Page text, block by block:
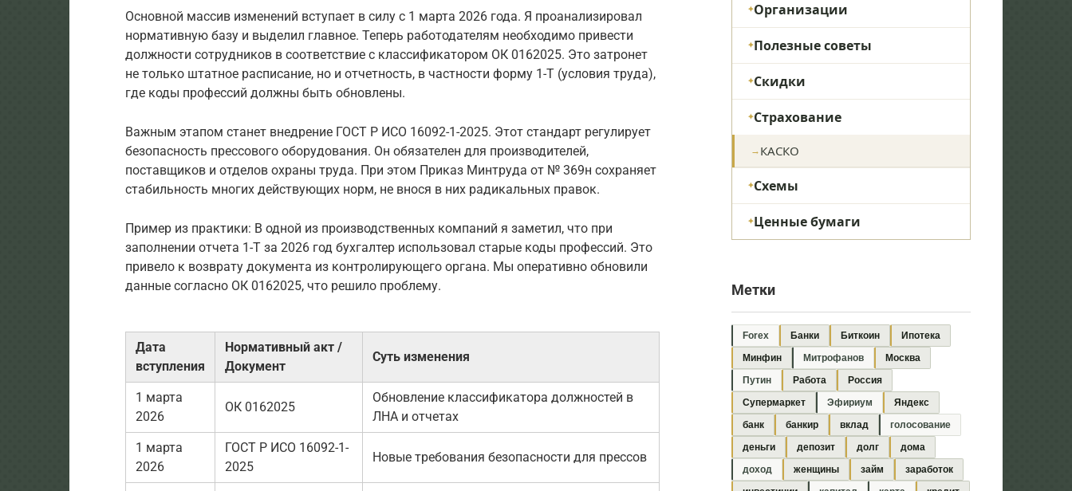
Основной массив изменений вступает в силу с 1 марта 2026 года. Я проанализировал
нормативную базу и выделил главное. Теперь работодателям необходимо привести
должности сотрудников в соответствие с классификатором ОК 0162025. Это затронет
не только штатное расписание, но и отчетность, в частности форму 1-Т (условия труда),
где коды профессий должны быть обновлены.
Важным этапом станет внедрение ГОСТ Р ИСО 16092-1-2025. Этот стандарт регулирует
безопасность прессового оборудования. Он обязателен для производителей,
поставщиков и отделов охраны труда. При этом Приказ Минтруда от № 369н сохраняет
стабильность многих действующих норм, не внося в них радикальных правок.
Пример из практики: В одной из производственных компаний я заметил, что при
заполнении отчета 1-Т за 2026 год бухгалтер использовал старые коды профессий. Это
привело к возврату документа из контролирующего органа. Мы оперативно обновили
данные согласно ОК 0162025, что решило проблему.
Дата
вступления
Нормативный акт /
Документ
Суть изменения
1 марта
2026
ОК 0162025
Обновление классификатора должностей в
ЛНА и отчетах
1 марта
2026
ГОСТ Р ИСО 16092-1-
2025
Новые требования безопасности для прессов
Организации
Полезные советы
Скидки
Страхование
КАСКО
Схемы
Ценные бумаги
Метки
Forex Банки Биткоин
Ипотека
Минфин
Митрофанов
Москва
Путин
Работа
Россия
Супермаркет
Эфириум
Яндекс
банк
банкир вклад
голосование
деньги
депозит долг
дома
доход
женщины займ
заработок